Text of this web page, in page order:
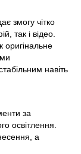
змогу чітко
так і відео.
оригінальне
навіть
за
освітлення.
а